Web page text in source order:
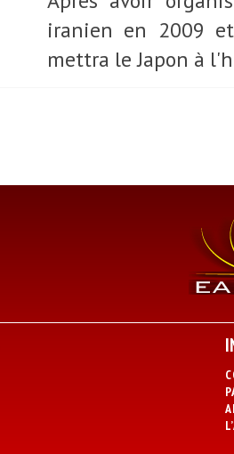
iranien en 2009
mettra le Japon à